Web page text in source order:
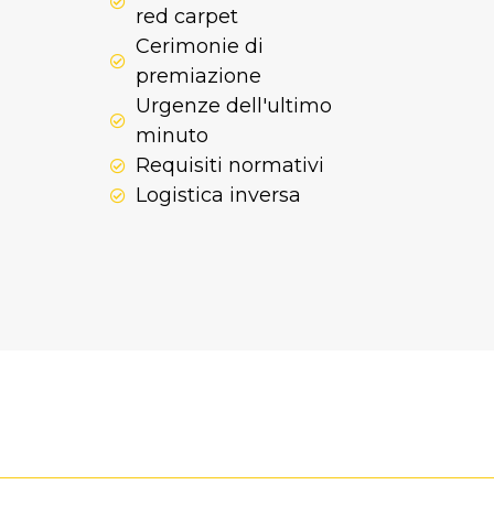
red carpet
Cerimonie di
premiazione
Urgenze dell'ultimo
minuto
Requisiti normativi
Logistica inversa